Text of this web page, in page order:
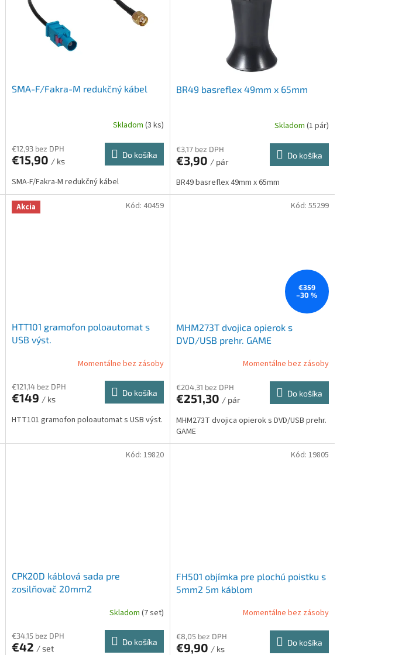
SMA-F/Fakra-M redukčný kábel
Skladom (3 ks)
€12,93 bez DPH
€15,90 / ks
Do košíka
SMA-F/Fakra-M redukčný kábel
BR49 basreflex 49mm x 65mm
Skladom (1 pár)
€3,17 bez DPH
€3,90 / pár
Do košíka
BR49 basreflex 49mm x 65mm
Akcia
HTT101 gramofon poloautomat s
USB výst.
Momentálne bez zásoby
€121,14 bez DPH
€149 / ks
Do košíka
HTT101 gramofon poloautomat s USB výst.
Kód: 40459
€359
–30 %
MHM273T dvojica opierok s
DVD/USB prehr. GAME
Momentálne bez zásoby
€204,31 bez DPH
€251,30 / pár
Do košíka
MHM273T dvojica opierok s DVD/USB prehr.
GAME
Kód: 55299
CPK20D káblová sada pre
zosilňovač 20mm2
Skladom (7 set)
€34,15 bez DPH
€42 / set
Do košíka
Kód: 19820
FH501 objímka pre plochú poistku s
5mm2 5m káblom
Momentálne bez zásoby
€8,05 bez DPH
€9,90 / ks
Do košíka
Kód: 19805